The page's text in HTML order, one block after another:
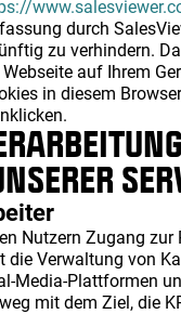
durch
zu verhindern.
auf Ihrem
in diesem
Nutzern Zugang
Verwaltung von
Media-Plattformen
mit dem Ziel, die